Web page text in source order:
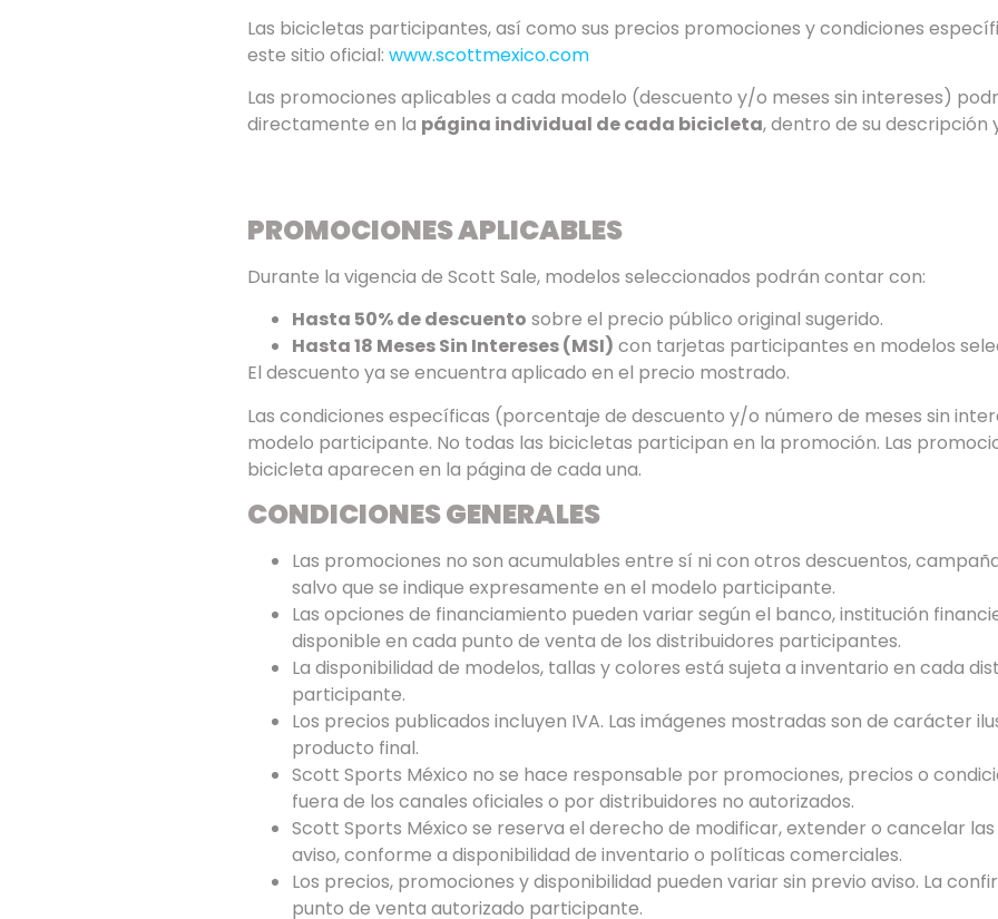
Las bicicletas participantes, así como sus precios promociones y condiciones
este sitio oficial: www.scottmexico.com
Las promociones aplicables a cada modelo (descuento y/o meses sin intereses)
directamente en la página individual de cada bicicleta, dentro de su descripción
PROMOCIONES APLICABLES
Durante la vigencia de Scott Sale, modelos seleccionados podrán contar con:
Hasta 50% de descuento sobre el precio público original sugerido.
Hasta 18 Meses Sin Intereses (MSI) con tarjetas participantes en modelos
El descuento ya se encuentra aplicado en el precio mostrado.
Las condiciones específicas (porcentaje de descuento y/o número de meses sin
modelo participante. No todas las bicicletas participan en la promoción. Las
bicicleta aparecen en la página de cada una.
CONDICIONES GENERALES
Las promociones no son acumulables entre sí ni con otros descuentos,
salvo que se indique expresamente en el modelo participante.
Las opciones de financiamiento pueden variar según el banco, institución
disponible en cada punto de venta de los distribuidores participantes.
La disponibilidad de modelos, tallas y colores está sujeta a inventario en cada
participante.
Los precios publicados incluyen IVA. Las imágenes mostradas son de carácter
producto final.
Scott Sports México no se hace responsable por promociones, precios o
fuera de los canales oficiales o por distribuidores no autorizados.
Scott Sports México se reserva el derecho de modificar, extender o cancelar
aviso, conforme a disponibilidad de inventario o políticas comerciales.
Los precios, promociones y disponibilidad pueden variar sin previo aviso. La
punto de venta autorizado participante.